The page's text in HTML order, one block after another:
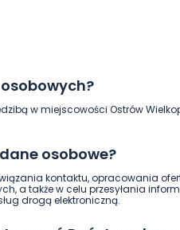
w miejscowości Ostrów
osobowe?
kontaktu, opracowania
a także w celu przesyłania
drogą elektroniczną.